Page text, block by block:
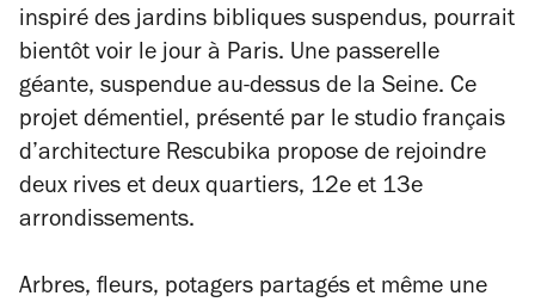
inspiré des jardins bibliques suspendus, pourrait
bientôt voir le jour à Paris. Une passerelle
géante, suspendue au-dessus de la Seine. Ce
projet démentiel, présenté par le studio français
d’architecture Rescubika propose de rejoindre
deux rives et deux quartiers, 12e et 13e
arrondissements.
Arbres, fleurs, potagers partagés et même une